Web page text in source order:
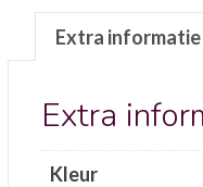
Extra informatie
Extra
Kleur